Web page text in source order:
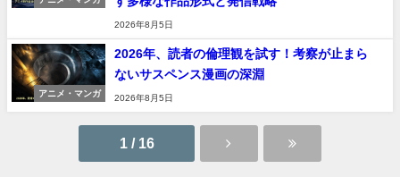
2026年8月5日
アニメ・マンガ
2026年、読者の倫理観を試す！考察が止まら
ないサスペンス漫画の深淵
2026年8月5日
1 / 16